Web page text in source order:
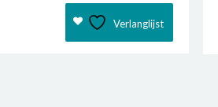
Verlanglijst